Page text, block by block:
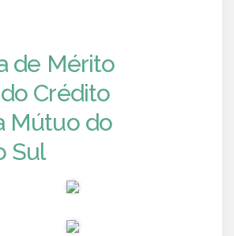
de Mérito
Crédito
Mútuo do
Sul